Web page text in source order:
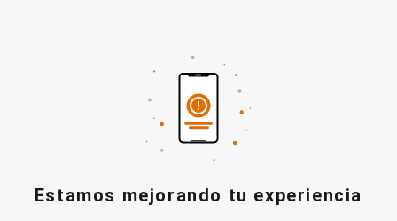
Estamos mejorando tu experiencia